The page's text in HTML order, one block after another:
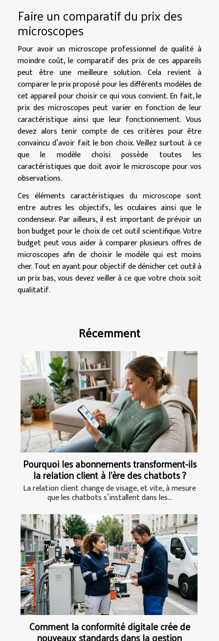
Faire un comparatif du prix des
microscopes
Pour avoir un microscope professionnel de qualité à
moindre coût, le comparatif des prix de ces appareils
peut être une meilleure solution. Cela revient à
comparer le prix proposé pour les différents modèles de
cet appareil pour choisir ce qui vous convient. En fait, le
prix des microscopes peut varier en fonction de leur
caractéristique ainsi que leur fonctionnement. Vous
devez alors tenir compte de ces critères pour être
convaincu d’avoir fait le bon choix. Veillez surtout à ce
que le modèle choisi possède toutes les
caractéristiques que doit avoir le microscope pour vos
observations.
Ces éléments caractéristiques du microscope sont
entre autres les objectifs, les oculaires ainsi que le
condenseur. Par ailleurs, il est important de prévoir un
bon budget pour le choix de cet outil scientifique. Votre
budget peut vous aider à comparer plusieurs offres de
microscopes afin de choisir le modèle qui est moins
cher. Tout en ayant pour objectif de dénicher cet outil à
un prix bas, vous devez veiller à ce que votre choix soit
qualitatif.
Récemment
Pourquoi les abonnements transforment-ils
la relation client à l’ère des chatbots ?
La relation client change de visage, et vite, à mesure
que les chatbots s’installent dans les...
Comment la conformité digitale crée de